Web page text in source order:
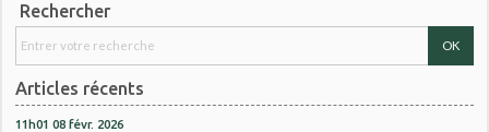
Rechercher
Articles récents
11h01 08 févr. 2026